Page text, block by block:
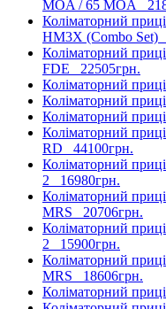
MOA / 65 MOA
Коліматорний
HM3X (Combo Set)
Коліматорний
FDE 22505грн.
Коліматорний
Коліматорний
Коліматорний
Коліматорний
RD 44100грн.
Коліматорний
2 16980грн.
Коліматорний
MRS 20706грн.
Коліматорний
2 15900грн.
Коліматорний
MRS 18606грн.
Коліматорний